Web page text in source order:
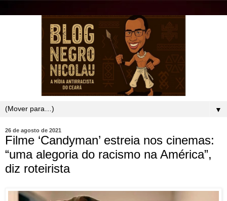
▼
26 de agosto de 2021
Filme ‘Candyman’ estreia nos cinemas:
“uma alegoria do racismo na América”,
diz roteirista